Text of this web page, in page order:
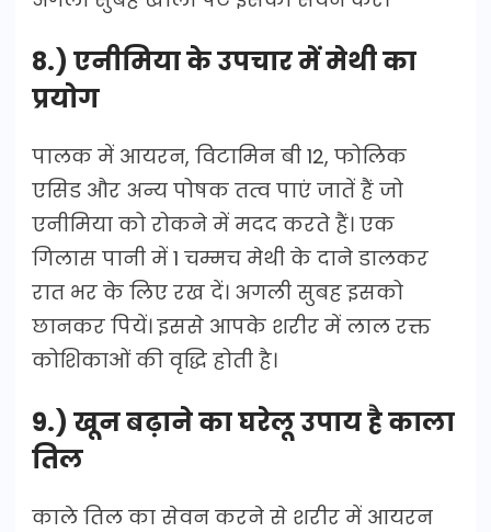
8.) एनीमिया के उपचार में मेथी का
प्रयोग
पालक में आयरन, विटामिन बी 12, फोलिक
एसिड और अन्य पोषक तत्व पाएं जातें हैं जो
एनीमिया को रोकने में मदद करते हैं। एक
गिलास पानी में 1 चम्मच मेथी के दाने डालकर
रात भर के लिए रख दें। अगली सुबह इसको
छानकर पियें। इससे आपके शरीर में लाल रक्त
कोशिकाओं की वृद्धि होती है।
9.) खून बढ़ाने का घरेलू उपाय है काला
तिल
काले तिल का सेवन करने से शरीर में आयरन